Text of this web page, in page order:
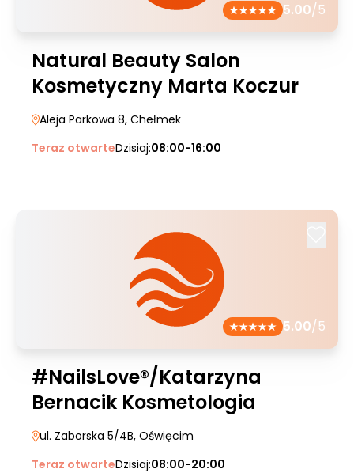
5.00/5
Natural Beauty Salon
Kosmetyczny Marta Koczur
Aleja Parkowa 8, Chełmek
Teraz otwarteDzisiaj:08:00-16:00
5.00/5
#NailsLove®/Katarzyna
Bernacik Kosmetologia
ul. Zaborska 5/4B, Oświęcim
Teraz otwarteDzisiaj:08:00-20:00